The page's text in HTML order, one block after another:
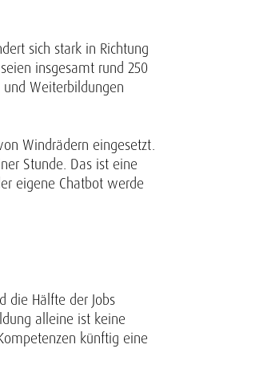
sich stark in Richtung
insgesamt rund 250
Weiterbildungen
Windrädern eingesetzt.
Stunde. Das ist eine
eigene Chatbot werde
die Hälfte der Jobs
alleine ist keine
künftig eine